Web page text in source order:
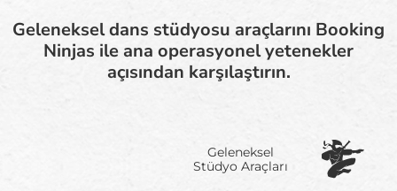
Geleneksel dans stüdyosu araçlarını Booking
Ninjas ile ana operasyonel yetenekler
açısından karşılaştırın.
Geleneksel
Stüdyo Araçları